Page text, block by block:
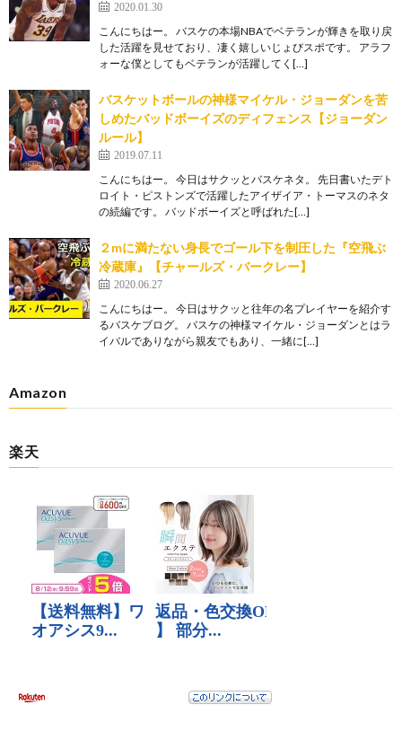
2020.01.30
こんにちはー。 バスケの本場NBAでベテランが輝きを取り戻
した活躍を見せており、凄く嬉しいじょびスポです。 アラフ
ォーな僕としてもベテランが活躍してく[…]
バスケットボールの神様マイケル・ジョーダンを苦
しめたバッドボーイズのディフェンス【ジョーダン
ルール】
2019.07.11
こんにちはー。 今日はサクッとバスケネタ。 先日書いたデト
ロイト・ピストンズで活躍したアイザイア・トーマスのネタ
の続編です。 バッドボーイズと呼ばれた[…]
２mに満たない身長でゴール下を制圧した『空飛ぶ
冷蔵庫』【チャールズ・バークレー】
2020.06.27
こんにちはー。 今日はサクッと往年の名プレイヤーを紹介す
るバスケブログ。 バスケの神様マイケル・ジョーダンとはラ
イバルでありながら親友でもあり、一緒に[…]
Amazon
楽天